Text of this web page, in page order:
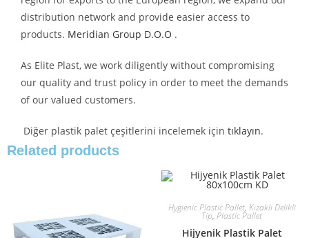
distribution network and provide easier access to
products. Meridian Group D.O.O .
As Elite Plast, we work diligently without compromising
our quality and trust policy in order to meet the demands
of our valued customers.
Diğer plastik palet çeşitlerini incelemek için tıklayın.
Related products
Hygienic Plastic Pallet, Kızaklı Delikli
Tip, Plastic Pallet
Hijyenik Plastik Palet